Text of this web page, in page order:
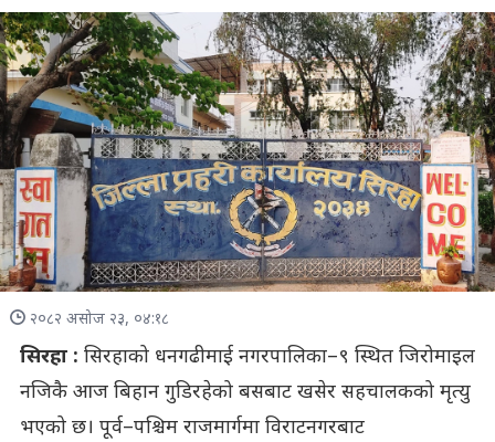
२०८२ असोज २३, ०४:१८
सिरहा : सिरहाको धनगढीमाई नगरपालिका–९ स्थित जिरोमाइल
नजिकै आज बिहान गुडिरहेको बसबाट खसेर सहचालकको मृत्यु
भएको छ। पूर्व–पश्चिम राजमार्गमा विराटनगरबाट